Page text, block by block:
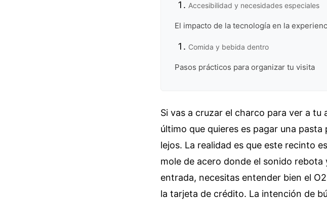
Accesibilidad y necesidades especiales
El impacto de la tecnología en la
Comida y bebida dentro
Pasos prácticos para organizar tu visita
Si vas a cruzar el charco para ver a
último que quieres es pagar una
lejos. La realidad es que este recinto
mole de acero donde el sonido
entrada, necesitas entender bien el
la tarjeta de crédito. La intención de